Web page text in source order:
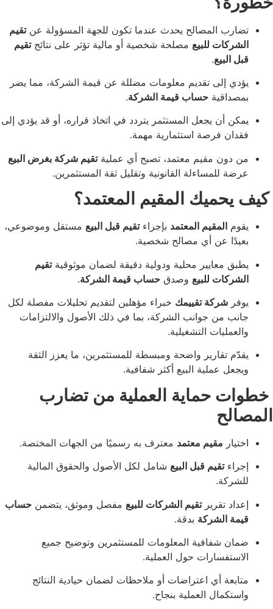
المصالح يحدث عندما تكون للجهة المسؤولة عنتقيم
للبيع مصلحة شخصية أو مالية تؤثر على نتائج تقيم
إلى تقديم معلومات مضللة عن قيمة الشركة، مما يضر
حساب قيمة الشركة.
أن يجعل المستثمر يتردد في اتخاذ قراره، أو قد يؤدي إلى
فرصة استثمارية مهمة.
مقيم معتمد، تصبح أي عمليةتقيم شركة بغرض البيع
للمساءلة القانونية وتقليل ثقة المستثمرين.
المقيم المعتمد؟
المقيم المعتمدبإجراءتقيم قبل البيعمستقل وموضوعي،
عن أي مصالح شخصية.
معايير محلية ودولية دقيقة لضمان موثوقيةتقيم
للبيع وصدقحساب قيمة الشركة.
شركة تقييمكخبراء مؤهلين لتقديم تحليلات مفصلة لكل
من جوانب الشركة، بما في ذلك الأصول والالتزامات
التشغيلية.
تقارير واضحة ومبسطة للمستثمرين، ما يعزز الثقة
عملية البيع أكثر شفافية.
حماية العملية من تضارب
مقيم معتمدمعترف به رسميًا من الجهات المختصة.
تقيم قبل البيعشامل لكل الأصول والحقوق المالية
تقريرتقيم الشركات للبيع مفصل وموثق، يتضمنحساب
الشركةبدقة.
شفافية المعلومات للمستثمرين وتوضيح جميع
حول العملية.
أي اعتراضات أو ملاحظات لضمان حيادية النتائج
العملية بنجاح.